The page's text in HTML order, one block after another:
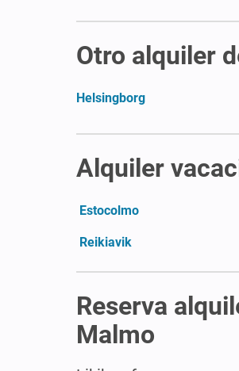
Otro alquiler
Helsingborg
Alquiler
Estocolmo
Reikiavik
Reserva
Malmo